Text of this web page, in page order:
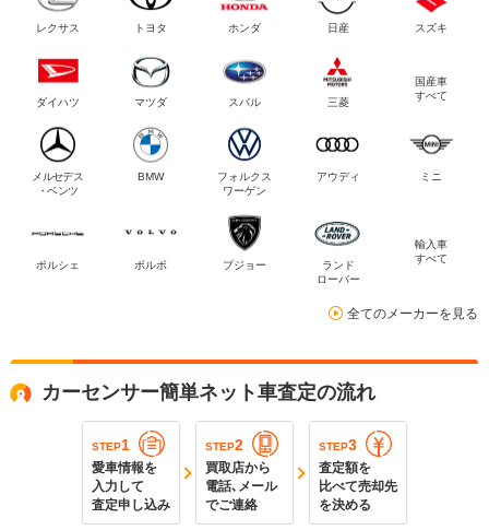
レクサス トヨタ ホンダ 日産 スズキ
ダイハツ マツダ スバル 三菱
国産車
すべて
メルセデス
・ベンツ
BMW
フォルクス
ワーゲン
アウディ ミニ
ポルシェ ボルボ プジョー
ランド
ローバー
輸入車
すべて
全てのメーカーを見る
カーセンサー簡単ネット車査定の流れ
STEP1
愛車情報を
入力して
査定申し込み
STEP2
買取店から
電話､メール
でご連絡
STEP3
査定額を
比べて売却先
を決める